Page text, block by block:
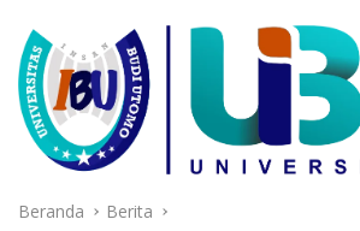
Beranda Berita